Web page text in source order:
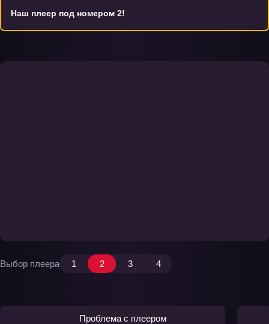
Наш плеер под номером 2!
Выбор плеера 1 2 3 4
Проблема с плеером